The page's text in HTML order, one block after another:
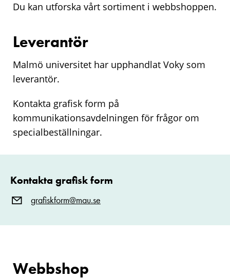
Du kan utforska vårt sortiment i webbshoppen.
Leverantör
Malmö universitet har upphandlat Voky som
leverantör.
Kontakta grafisk form på
kommunikationsavdelningen för frågor om
specialbeställningar.
Kontakta grafisk form
grafiskform@mau.se
Webbshop